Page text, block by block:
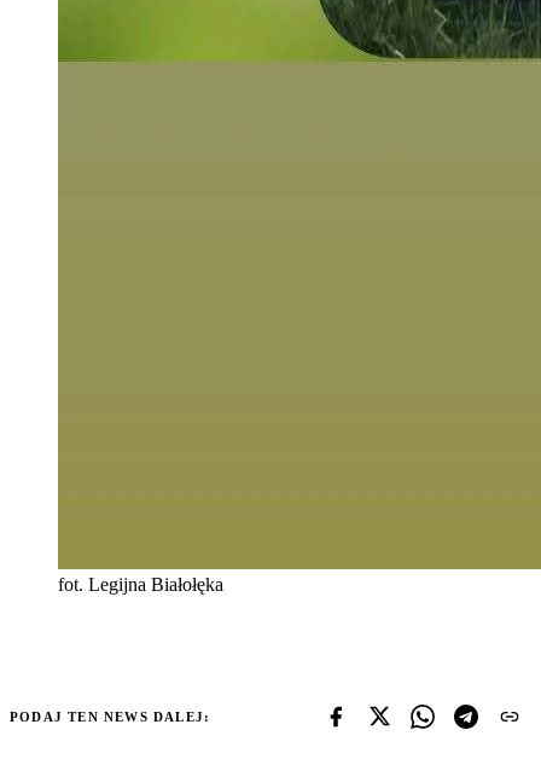
fot. Legijna Białołęka
PODAJ TEN NEWS DALEJ: